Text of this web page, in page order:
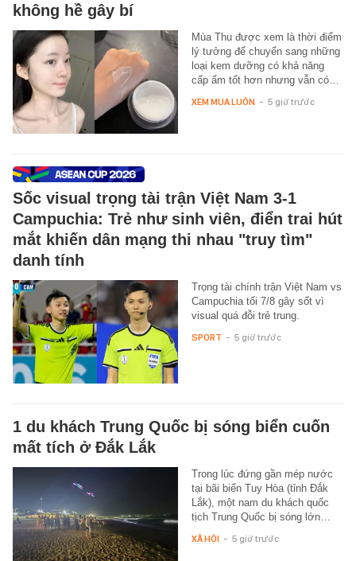
không hề gây bí
Mùa Thu được xem là thời điểm
lý tưởng để chuyển sang những
loại kem dưỡng có khả năng
cấp ẩm tốt hơn nhưng vẫn có…
XEM MUA LUÔN - 5 giờ trước
Sốc visual trọng tài trận Việt Nam 3-1
Campuchia: Trẻ như sinh viên, điển trai hút
mắt khiến dân mạng thi nhau "truy tìm"
danh tính
Trọng tài chính trận Việt Nam vs
Campuchia tối 7/8 gây sốt vì
visual quá đỗi trẻ trung.
SPORT - 5 giờ trước
1 du khách Trung Quốc bị sóng biển cuốn
mất tích ở Đắk Lắk
Trong lúc đứng gần mép nước
tại bãi biển Tuy Hòa (tỉnh Đắk
Lắk), một nam du khách quốc
tịch Trung Quốc bị sóng lớn…
XÃ HỘI - 5 giờ trước